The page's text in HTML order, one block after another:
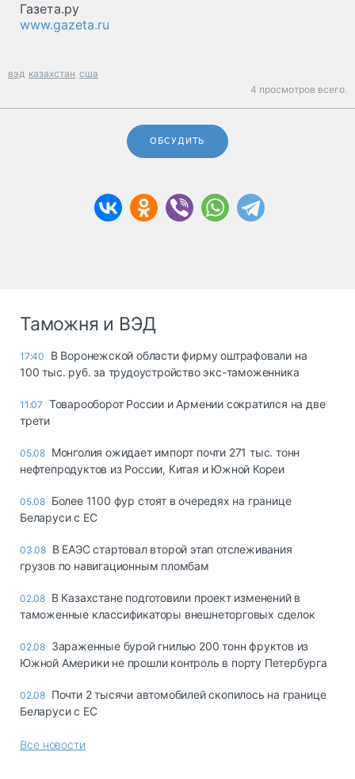
Газета.ру
www.gazeta.ru
вэд казахстан сша
4 просмотров всего.
ОБСУДИТЬ
Таможня и ВЭД
17:40
В Воронежской области фирму оштрафовали на
100 тыс. руб. за трудоустройство экс-таможенника
11:07 Товарооборот России и Армении сократился на две
трети
05.08 Монголия ожидает импорт почти 271 тыс. тонн
нефтепродуктов из России, Китая и Южной Кореи
05.08 Более 1100 фур стоят в очередях на границе
Беларуси с ЕС
03.08 В ЕАЭС стартовал второй этап отслеживания
грузов по навигационным пломбам
02.08 В Казахстане подготовили проект изменений в
таможенные классификаторы внешнеторговых сделок
02.08 Зараженные бурой гнилью 200 тонн фруктов из
Южной Америки не прошли контроль в порту Петербурга
02.08 Почти 2 тысячи автомобилей скопилось на границе
Беларуси с ЕС
Все новости